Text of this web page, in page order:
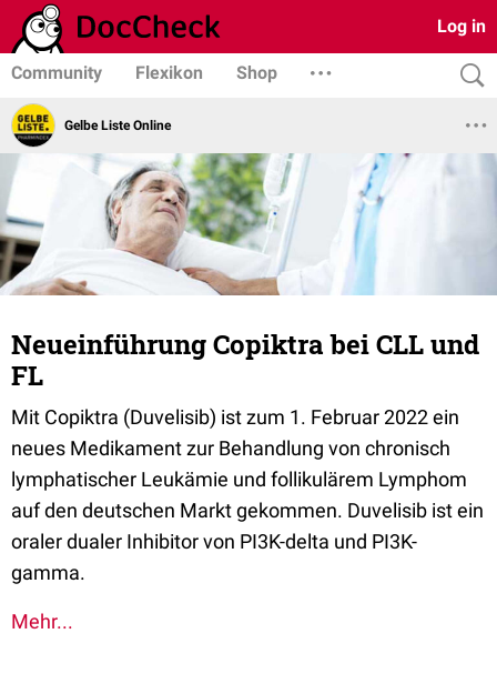
Log in
Community Flexikon Shop
Gelbe Liste Online
Neueinführung Copiktra bei CLL und
FL
Mit Copiktra (Duvelisib) ist zum 1. Februar 2022 ein
neues Medikament zur Behandlung von chronisch
lymphatischer Leukämie und follikulärem Lymphom
auf den deutschen Markt gekommen. Duvelisib ist ein
oraler dualer Inhibitor von PI3K-delta und PI3K-
gamma.
Mehr...